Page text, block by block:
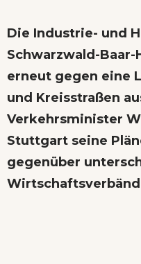
Die Industrie- und
Schwarzwald-
erneut gegen eine
und Kreisstraßen
Verkehrsminister
Stuttgart seine
gegenüber